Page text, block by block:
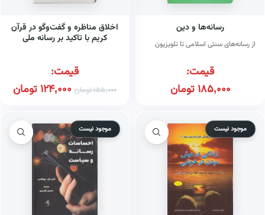
رسانه‌ها و دین
از رسانه‌های سنتی اسلامی تا تلویزیون
قیمت:
185,000تومان
اخلاق مناظره و گفت‌وگو در قرآن
کریم با تاکید بر رسانه ملی
قیمت:
155,000تومان 124,000تومان
موجود نیست موجود نیست